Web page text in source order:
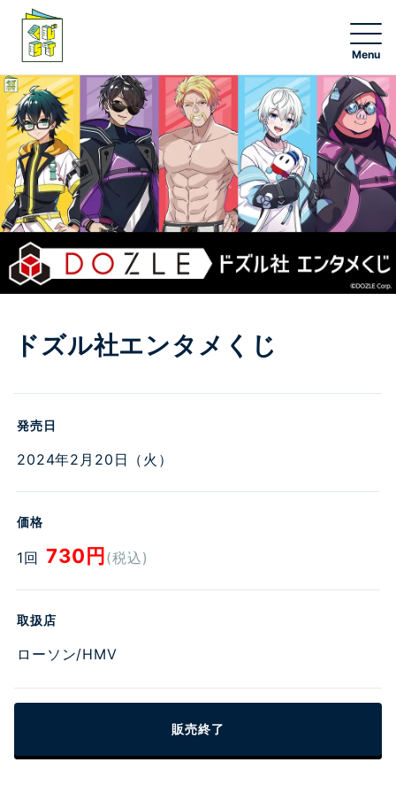
NEW
くじ一覧
グッズ一覧
くじストオンライン
くじストアプリ
ドズル社エンタメくじ
発売日
2024年2月20日（火）
価格
1回 730円 (税込)
取扱店
ローソン/HMV
販売終了